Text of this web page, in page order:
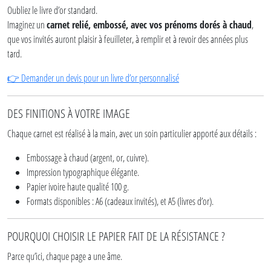
Oubliez le livre d’or standard.
Imaginez uncarnet relié, embossé, avec vos prénoms dorés à chaud,
que vos invités auront plaisir à feuilleter, à remplir et à revoir des années plus
tard.
👉 Demander un devis pour un livre d’or personnalisé
DES FINITIONS À VOTRE IMAGE
Chaque carnet est réalisé à la main, avec un soin particulier apporté aux détails :
Embossage à chaud (argent, or, cuivre).
Impression typographique élégante.
Papier ivoire haute qualité 100 g.
Formats disponibles : A6 (cadeaux invités), et A5 (livres d’or).
POURQUOI CHOISIR LE PAPIER FAIT DE LA RÉSISTANCE ?
Parce qu’ici, chaque page a une âme.